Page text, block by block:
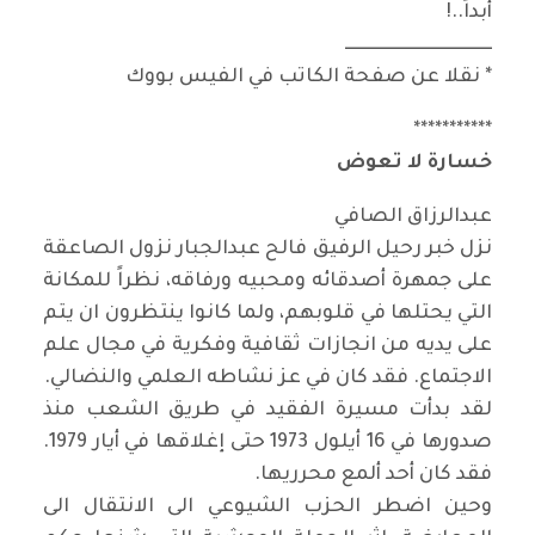
أبداً..!
ـــــــــــــــــــــــــــــــــــــــــ
* نقلا عن صفحة الكاتب في الفيس بووك
***********
خسارة لا تعوض
عبدالرزاق الصافي
نزل خبر رحيل الرفيق فالح عبدالجبار نزول الصاعقة
على جمهرة أصدقائه ومحبيه ورفاقه، نظراً للمكانة
التي يحتلها في قلوبهم، ولما كانوا ينتظرون ان يتم
على يديه من انجازات ثقافية وفكرية في مجال علم
الاجتماع. فقد كان في عز نشاطه العلمي والنضالي.
لقد بدأت مسيرة الفقيد في طريق الشعب منذ
صدورها في 16 أيلول 1973 حتى إغلاقها في أيار 1979.
فقد كان أحد ألمع محرريها.
وحين اضطر الحزب الشيوعي الى الانتقال الى